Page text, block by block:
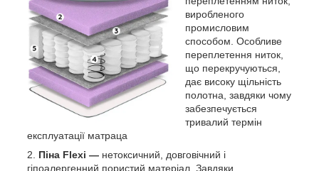
виробленого
промисловим
способом. Особливе
переплетення ниток,
що перекручуються,
дає високу щільність
полотна, завдяки чому
забезпечується
тривалий термін
експлуатації матраца
Піна Flexi — нетоксичний, довговічний і
гіпоалергенний пористий матеріал. Завдяки